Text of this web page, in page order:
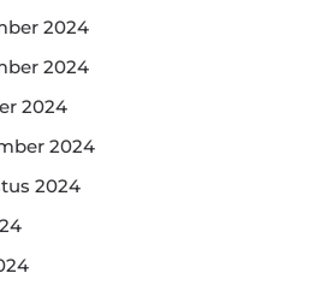
2024
2024
2024
2024
2024